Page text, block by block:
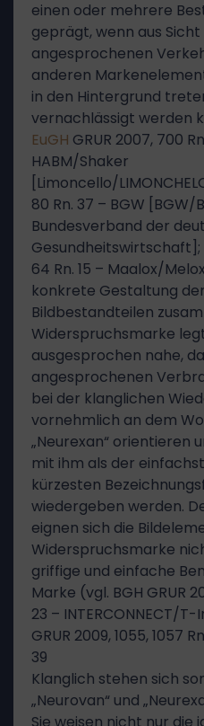
einen oder mehrere
geprägt, wenn aus
angesprochenen
anderen
in den Hintergrund
vernachlässigt werden
EuGH GRUR 2007, 700
HABM/Shaker
[Limoncello/
80 Rn. 37 – BGW [BGW/
Bundesverband der
Gesundheitswirtschaft];
64 Rn. 15 – Maalox/
konkrete Gestaltung
Bildbestandteilen
Widerspruchsmarke
ausgesprochen nahe,
angesprochenen
bei der klanglichen
vornehmlich an dem
„Neurexan“ orientieren
mit ihm als der
kürzesten
wiedergeben werden.
eignen sich die
Widerspruchsmarke
griffige und einfache
Marke (vgl. BGH GRUR
23 – INTERCONNECT/
GRUR 2009, 1055, 1057
39
Klanglich stehen sich
„Neurovan“ und